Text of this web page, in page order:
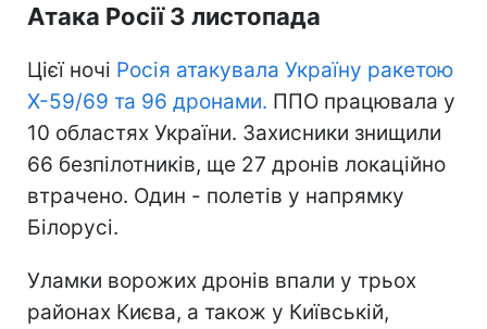
Атака Росії 3 листопада
Цієї ночі Росія атакувала Україну ракетою
Х-59/69 та 96 дронами. ППО працювала у
10 областях України. Захисники знищили
66 безпілотників, ще 27 дронів локаційно
втрачено. Один - полетів у напрямку
Білорусі.
Уламки ворожих дронів впали у трьох
районах Києва, а також у Київській,